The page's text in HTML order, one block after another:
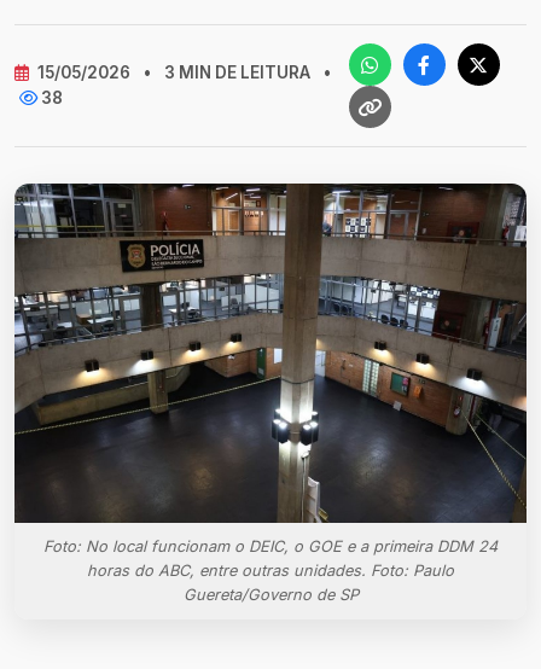
15/05/2026 • 3 MIN DE LEITURA
•
38
Foto: No local funcionam o DEIC, o GOE e a primeira DDM 24
horas do ABC, entre outras unidades. Foto: Paulo
Guereta/Governo de SP